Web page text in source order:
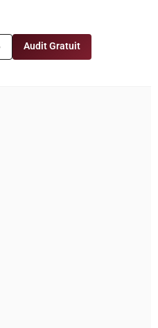
Audit Gratuit